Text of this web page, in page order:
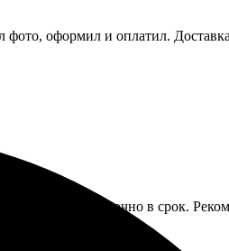
оформил и оплатил.
Доставили точно в срок.